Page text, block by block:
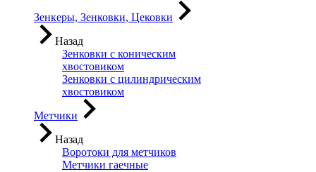
Зенкеры, Зенковки, Цековки
Назад
Зенковки с коническим
хвостовиком
Зенковки с цилиндрическим
хвостовиком
Метчики
Назад
Воротоки для метчиков
Метчики гаечные